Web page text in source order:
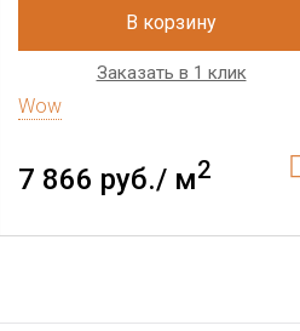
В корзину
Заказать в 1 клик
Wow
7 866 руб./ м2